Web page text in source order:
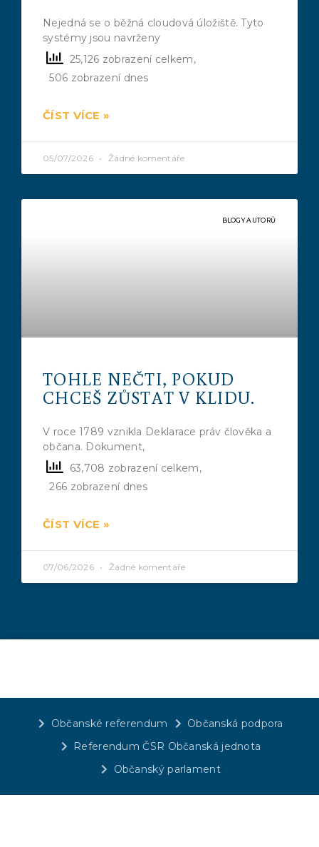
Nejedná se o běžná cloudová úložiště. Tyto
systémy jsou navrženy
25,126 zobrazení celkem,
506 zobrazení dnes
ČÍST VÍCE »
05/07/2026 Žádné komentáře
BLOGY AUTORŮ
TOHLE NEČTI, POKUD
CHCEŠ ZŮSTAT V KLIDU.
V roce 1789 vznikla Deklarace práv člověka a
občana. Dokument,
63,708 zobrazení celkem,
266 zobrazení dnes
ČÍST VÍCE »
07/06/2026 Žádné komentáře
Občanské referendum
Občanská podpora
Referendum ČSR Občanská jednota
Občanský parlament